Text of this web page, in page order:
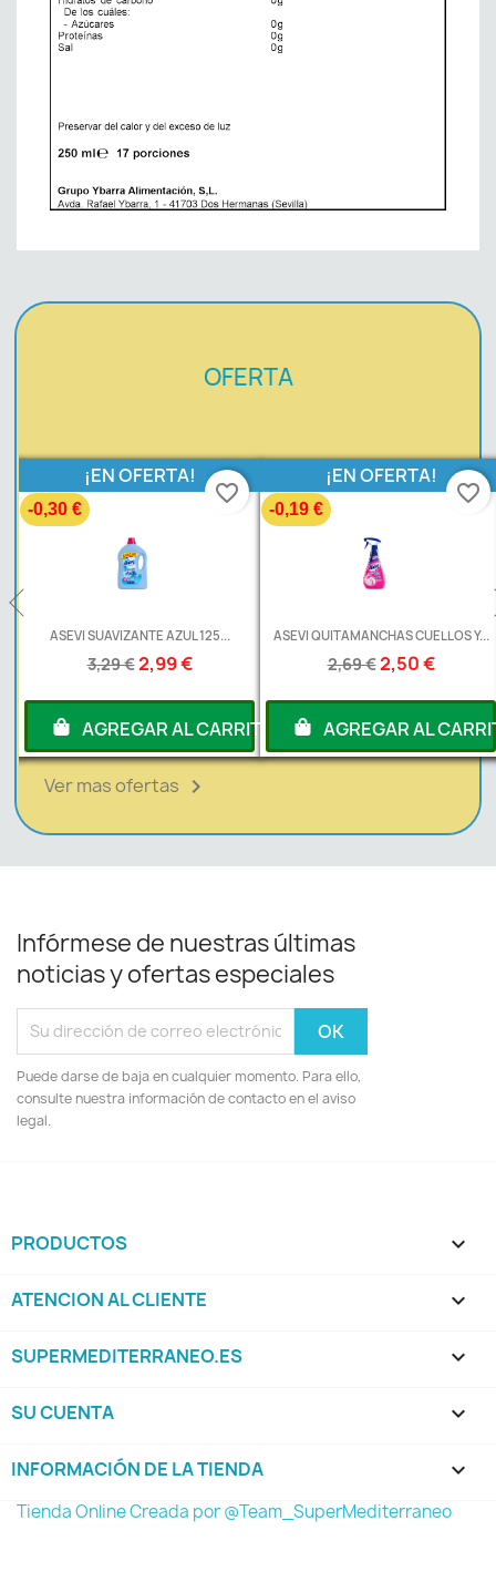
OFERTA
ASEVI SUAVIZANTE AZUL 125...
3,29 €2,99 €
¡EN OFERTA!
-0,30 €
AGREGAR AL CARRITO
favorite_border
ASEVI QUITAMANCHAS CUELLOS Y...
2,69 €2,50 €
¡EN OFERTA!
-0,19 €
AGREGAR AL CARRITO
favorite_border
Ver mas ofertas 
Infórmese de nuestras últimas
noticias y ofertas especiales
Puede darse de baja en cualquier momento. Para ello,
consulte nuestra información de contacto en el aviso
legal.
PRODUCTOS 
ATENCION AL CLIENTE 
SUPERMEDITERRANEO.ES 
SU CUENTA 
INFORMACIÓN DE LA TIENDA keyboard_arrow_down
Tienda Online Creada por @Team_SuperMediterraneo